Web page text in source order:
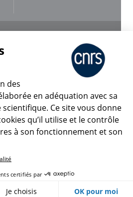
CNRS Le Mag
© 2026, CNRS
des cookies
des
en adéquation avec sa
Ce site vous donne
qu’il utilise et le contrôle
à son fonctionnement et son
certifiés par
Je choisis OK pour moi